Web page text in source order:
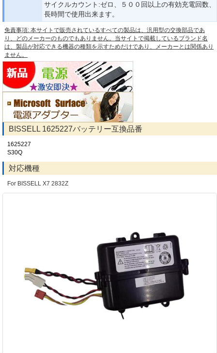
サイクルカウント:ゼロ、５００回以上の有効充電回数、
長時間で使用出来ます。
免責事項: 本サイトで販売されているすべての製品は、汎用型の交換部品であ
り、どのメーカーのものでもありません。当サイトで掲載しているブランド名
は、製品が対応できる機器の種類を示すためだけであり、メーカーとは関係あり
ません。
BISSELL 1625227バッテリー互換品番
1625227
S30Q
対応機種
For BISSELL X7 2832Z